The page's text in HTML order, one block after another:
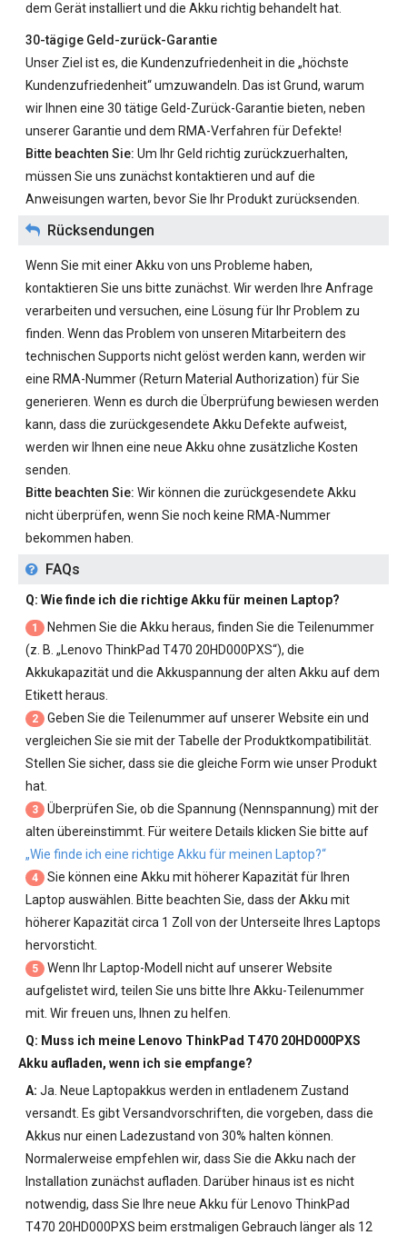
dem Gerät installiert und die Akku richtig behandelt hat.
30-tägige Geld-zurück-Garantie
Unser Ziel ist es, die Kundenzufriedenheit in die „höchste
Kundenzufriedenheit“ umzuwandeln. Das ist Grund, warum
wir Ihnen eine 30 tätige Geld-Zurück-Garantie bieten, neben
unserer Garantie und dem RMA-Verfahren für Defekte!
Bitte beachten Sie: Um Ihr Geld richtig zurückzuerhalten,
müssen Sie uns zunächst kontaktieren und auf die
Anweisungen warten, bevor Sie Ihr Produkt zurücksenden.
Rücksendungen
Wenn Sie mit einer Akku von uns Probleme haben,
kontaktieren Sie uns bitte zunächst. Wir werden Ihre Anfrage
verarbeiten und versuchen, eine Lösung für Ihr Problem zu
finden. Wenn das Problem von unseren Mitarbeitern des
technischen Supports nicht gelöst werden kann, werden wir
eine RMA-Nummer (Return Material Authorization) für Sie
generieren. Wenn es durch die Überprüfung bewiesen werden
kann, dass die zurückgesendete Akku Defekte aufweist,
werden wir Ihnen eine neue Akku ohne zusätzliche Kosten
senden.
Bitte beachten Sie: Wir können die zurückgesendete Akku
nicht überprüfen, wenn Sie noch keine RMA-Nummer
bekommen haben.
FAQs
Q: Wie finde ich die richtige Akku für meinen Laptop?
1
Nehmen Sie die Akku heraus, finden Sie die Teilenummer
(z. B. „Lenovo ThinkPad T470 20HD000PXS“), die
Akkukapazität und die Akkuspannung der alten Akku auf dem
Etikett heraus.
2
Geben Sie die Teilenummer auf unserer Website ein und
vergleichen Sie sie mit der Tabelle der Produktkompatibilität.
Stellen Sie sicher, dass sie die gleiche Form wie unser Produkt
hat.
3
Überprüfen Sie, ob die Spannung (Nennspannung) mit der
alten übereinstimmt. Für weitere Details klicken Sie bitte auf
„Wie finde ich eine richtige Akku für meinen Laptop?“
4
Sie können eine Akku mit höherer Kapazität für Ihren
Laptop auswählen. Bitte beachten Sie, dass der Akku mit
höherer Kapazität circa 1 Zoll von der Unterseite Ihres Laptops
hervorsticht.
5
Wenn Ihr Laptop-Modell nicht auf unserer Website
aufgelistet wird, teilen Sie uns bitte Ihre Akku-Teilenummer
mit. Wir freuen uns, Ihnen zu helfen.
Q: Muss ich meine Lenovo ThinkPad T470 20HD000PXS
Akku aufladen, wenn ich sie empfange?
A: Ja. Neue Laptopakkus werden in entladenem Zustand
versandt. Es gibt Versandvorschriften, die vorgeben, dass die
Akkus nur einen Ladezustand von 30% halten können.
Normalerweise empfehlen wir, dass Sie die Akku nach der
Installation zunächst aufladen. Darüber hinaus ist es nicht
notwendig, dass Sie Ihre neue Akku für Lenovo ThinkPad
T470 20HD000PXS beim erstmaligen Gebrauch länger als 12